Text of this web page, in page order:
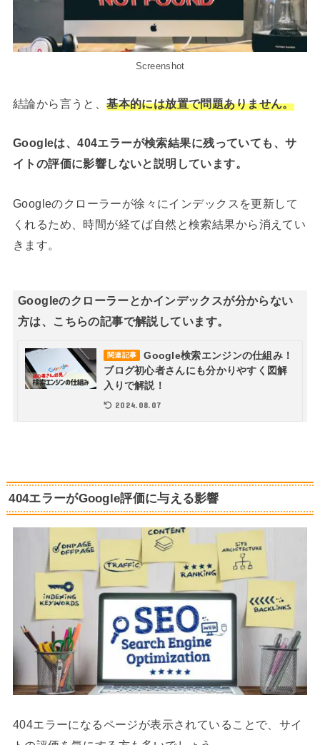
Screenshot
結論から言うと、基本的には放置で問題ありません。
Googleは、404エラーが検索結果に残っていても、サ
イトの評価に影響しないと説明しています。
Googleのクローラーが徐々にインデックスを更新して
くれるため、時間が経てば自然と検索結果から消えてい
きます。
Googleのクローラーとかインデックスが分からない
方は、こちらの記事で解説しています。
関連記事
Google検索エンジンの仕組み！
ブログ初心者さんにも分かりやすく図解
入りで解説！
2024.08.07
404エラーがGoogle評価に与える影響
404エラーになるページが表示されていることで、サイ